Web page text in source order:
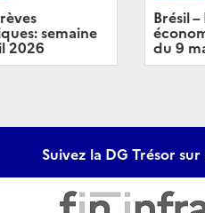
semaine
2026
Brésil
du 9
Suivez la DG Trésor sur